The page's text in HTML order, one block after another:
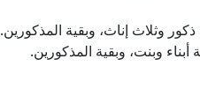
وثلاث إناث، وبقية المذكورين.
وبنت، وبقية المذكورين.